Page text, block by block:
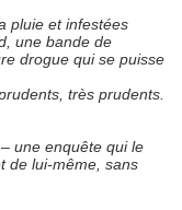
pluie et infestées
une bande de
drogue qui se puisse
très prudents.
une enquête qui le
de lui-même, sans